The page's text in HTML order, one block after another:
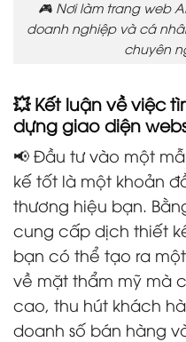
🎮 Nơi làm trang web
doanh nghiệp và cá
chuyên
💥 Kết luận về việc
dựng giao diện
📢 Đầu tư vào một
kế tốt là một khoản
thương hiệu bạn.
cung cấp dịch thiết
bạn có thể tạo ra
về mặt thẩm mỹ mà
cao, thu hút khách
doanh số bán hàng